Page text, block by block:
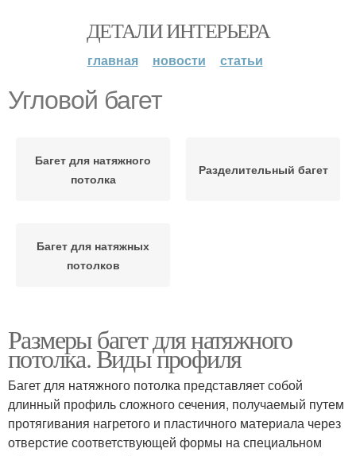
ДЕТАЛИ ИНТЕРЬЕРА
главная новости статьи
Угловой багет
Багет для натяжного
потолка
Разделительный багет
Багет для натяжных
потолков
Размеры багет для натяжного
потолка. Виды профиля
Багет для натяжного потолка представляет собой
длинный профиль сложного сечения, получаемый путем
протягивания нагретого и пластичного материала через
отверстие соответствующей формы на специальном